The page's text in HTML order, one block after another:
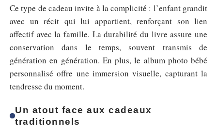
Ce type de cadeau invite à la complicité : l’enfant grandit
avec un récit qui lui appartient, renforçant son lien
affectif avec la famille. La durabilité du livre assure une
conservation dans le temps, souvent transmis de
génération en génération. En plus, le album photo bébé
personnalisé offre une immersion visuelle, capturant la
tendresse du moment.
Un atout face aux cadeaux
traditionnels